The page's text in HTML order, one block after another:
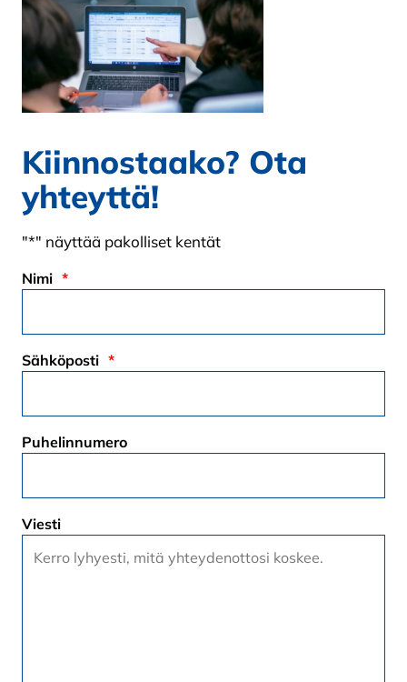
Kiinnostaako? Ota
yhteyttä!
"*" näyttää pakolliset kentät
Nimi *
Sähköposti *
Puhelinnumero
Viesti